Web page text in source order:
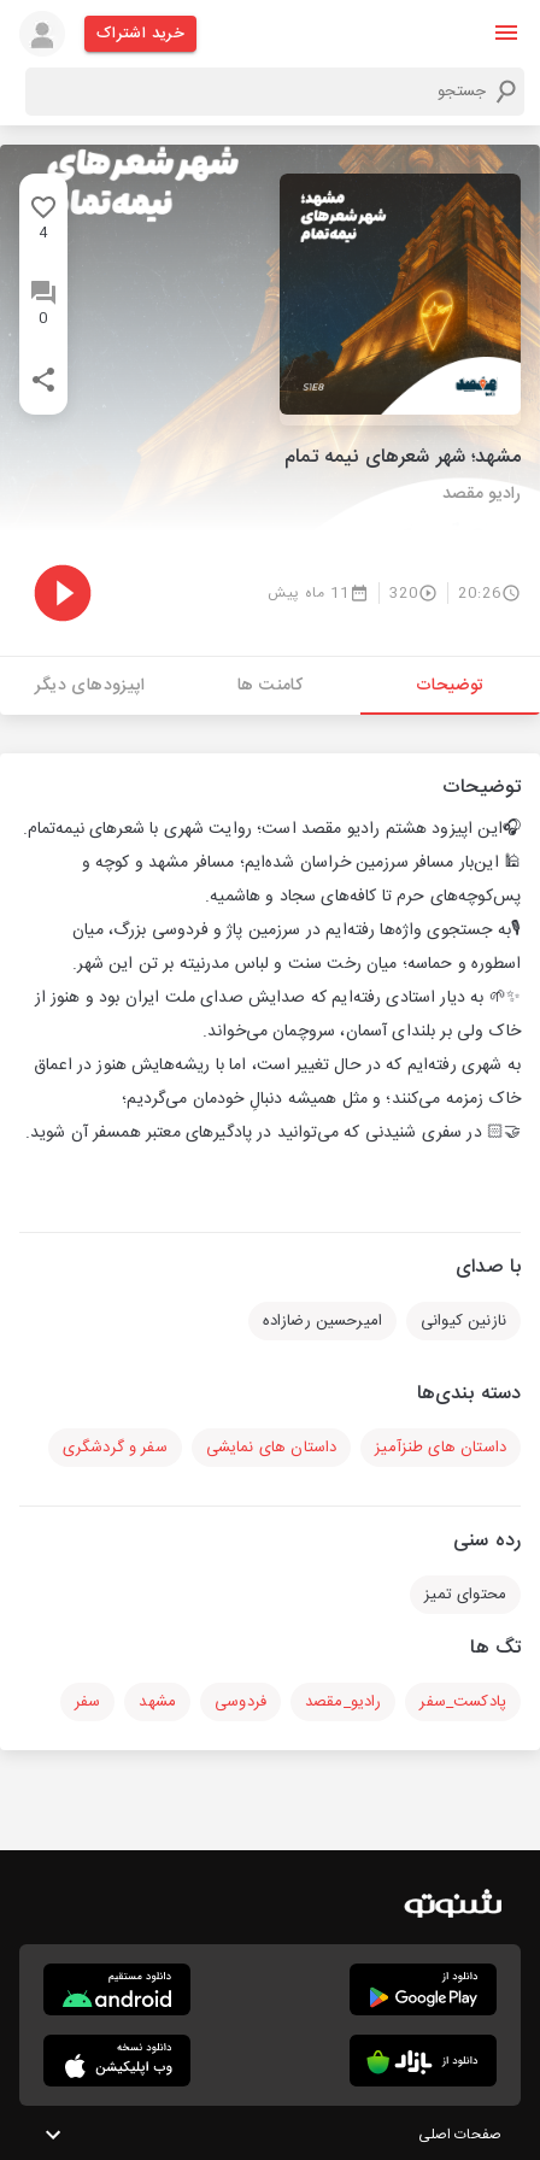
خرید اشتراک
4
0
مشهد؛ شهر شعر‌های نیمه تمام
رادیو مقصد
20:26
320 11 ماه پیش
توضیحات کامنت ها اپیزودهای دیگر
توضیحات
🎧این اپیزود هشتم رادیو مقصد است؛ روایت شهری با شعرهای نیمه‌تمام.
🕌 این‌بار مسافر سرزمین خراسان شده‌ایم؛ مسافر مشهد و کوچه و
پس‌کوچه‌های حرم تا کافه‌های سجاد و هاشمیه.
🎙️به جستجوی واژه‌ها رفته‌ایم در سرزمین پاژ و فردوسی بزرگ، میان
اسطوره و حماسه؛ میان رخت سنت و لباس مدرنیته بر تن این شهر.
✨🌱 به دیار استادی رفته‌ایم که صدایش صدای ملت ایران بود و هنوز از
خاک ولی بر بلندای آسمان، سروچمان می‌خواند.
به شهری رفته‌ایم که در حال تغییر است، اما با ریشه‌هایش هنوز در اعماق
خاک زمزمه می‌کنند؛‌ و مثل همیشه دنبالِ خودمان می‌گردیم؛
🤝🏻 در سفری شنیدنی که می‌توانید در پادگیرهای معتبر همسفر آن شوید.
با صدای
نازنین کیوانی امیرحسین رضازاده
دسته بندی‌ها
داستان های طنزآمیز داستان های نمایشی سفر و گردشگری
رده سنی
محتوای تمیز
تگ ها
پادکست_سفر رادیو_مقصد فردوسی مشهد سفر
صفحات اصلی